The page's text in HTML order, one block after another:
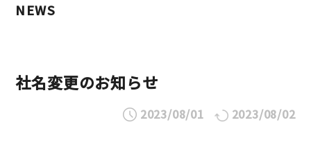
NEWS
社名変更のお知らせ
2023/08/01 2023/08/02